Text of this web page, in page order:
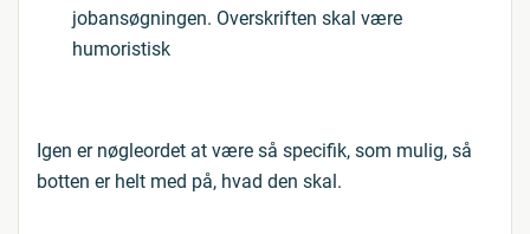
jobansøgningen. Overskriften skal være
humoristisk
Igen er nøgleordet at være så specifik, som mulig, så
botten er helt med på, hvad den skal.